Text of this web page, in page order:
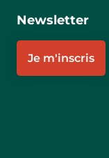
Newsletter
Je m'inscris